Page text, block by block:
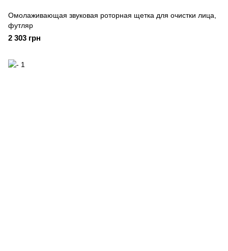
Омолаживающая звуковая роторная щетка для очистки лица,
футляр
2 303 грн